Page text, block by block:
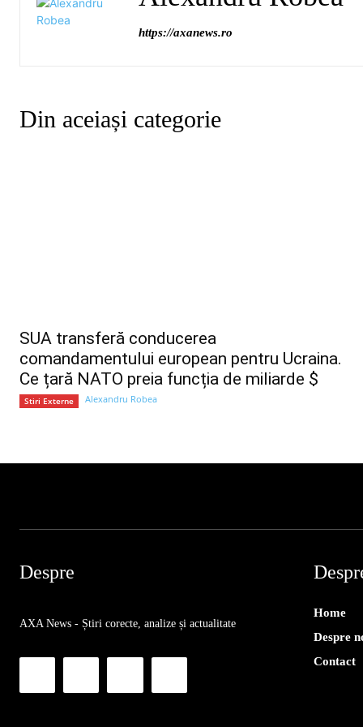
https://axanews.ro
Din aceiași categorie
SUA transferă conducerea
comandamentului european pentru Ucraina.
Ce țară NATO preia funcția de miliarde $
Stiri Externe Alexandru Robea
Despre
AXA News - Știri corecte, analize și actualitate
Home
Despre
Contact